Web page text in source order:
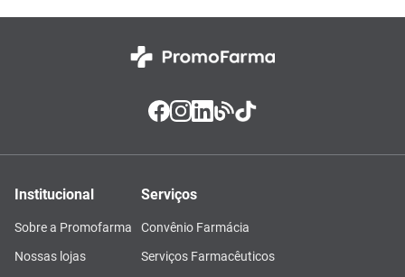
Institucional
Sobre a Promofarma
Nossas lojas
Serviços
Convênio Farmácia
Serviços Farmacêuticos